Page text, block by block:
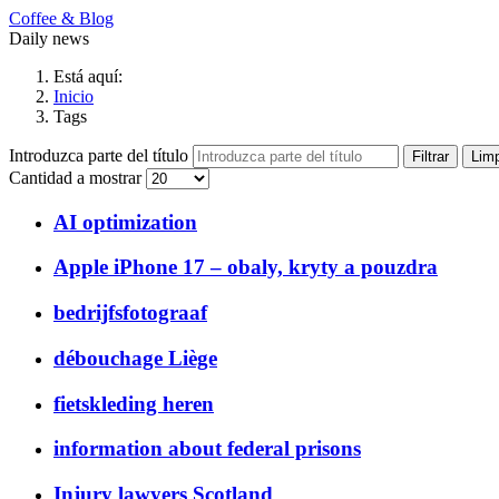
Coffee & Blog
Daily news
Está aquí:
Inicio
Tags
Introduzca parte del título Filtrar
Cantidad a mostrar
AI optimization
Apple iPhone 17 – obaly, kryty a pouzdra
bedrijfsfotograaf
débouchage Liège
fietskleding heren
information about federal prisons
Injury lawyers Scotland